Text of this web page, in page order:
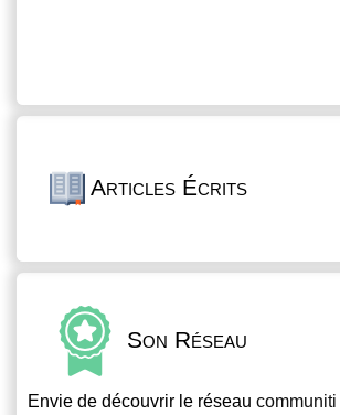
Articles Écrits
Son Réseau
Envie de découvrir le réseau communiti